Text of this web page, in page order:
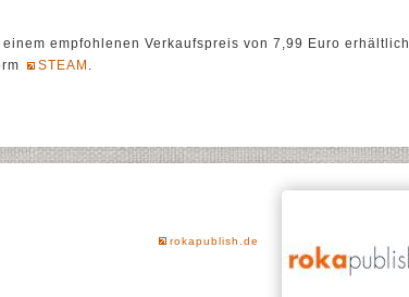
empfohlenen Verkaufspreis von 7,99 Euro erhältlich
STEAM .
rokapublish.de